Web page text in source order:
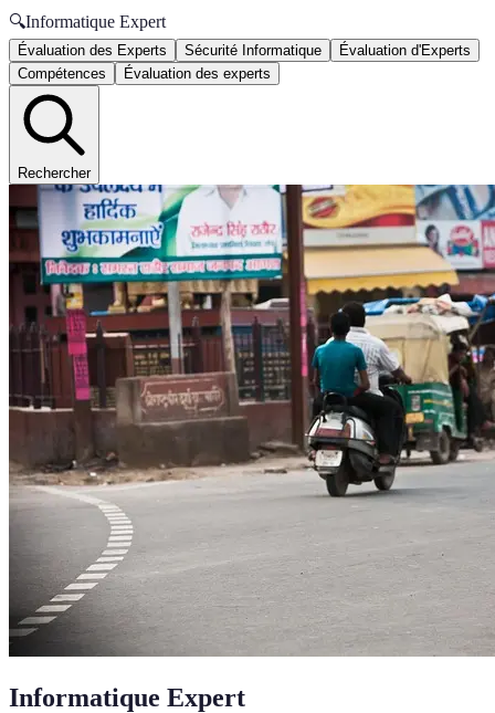
🔍Informatique Expert
Évaluation des Experts Sécurité Informatique
Évaluation d'Experts
Compétences
Évaluation des experts
Rechercher
Informatique Expert